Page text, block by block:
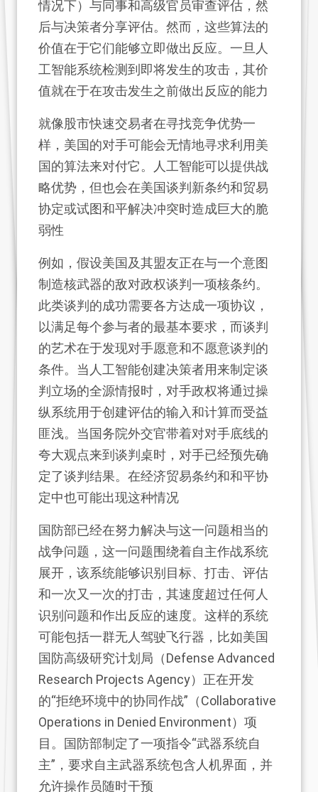
情况下）与同事和高级官员审查评估，然
后与决策者分享评估。然而，这些算法的
价值在于它们能够立即做出反应。一旦人
工智能系统检测到即将发生的攻击，其价
值就在于在攻击发生之前做出反应的能力
就像股市快速交易者在寻找竞争优势一
样，美国的对手可能会无情地寻求利用美
国的算法来对付它。人工智能可以提供战
略优势，但也会在美国谈判新条约和贸易
协定或试图和平解决冲突时造成巨大的脆
弱性
例如，假设美国及其盟友正在与一个意图
制造核武器的敌对政权谈判一项核条约。
此类谈判的成功需要各方达成一项协议，
以满足每个参与者的最基本要求，而谈判
的艺术在于发现对手愿意和不愿意谈判的
条件。当人工智能创建决策者用来制定谈
判立场的全源情报时，对手政权将通过操
纵系统用于创建评估的输入和计算而受益
匪浅。当国务院外交官带着对对手底线的
夸大观点来到谈判桌时，对手已经预先确
定了谈判结果。在经济贸易条约和和平协
定中也可能出现这种情况
国防部已经在努力解决与这一问题相当的
战争问题，这一问题围绕着自主作战系统
展开，该系统能够识别目标、打击、评估
和一次又一次的打击，其速度超过任何人
识别问题和作出反应的速度。这样的系统
可能包括一群无人驾驶飞行器，比如美国
国防高级研究计划局（Defense Advanced
Research Projects Agency）正在开发
的“拒绝环境中的协同作战”（Collaborative
Operations in Denied Environment）项
目。国防部制定了一项指令“武器系统自
主”，要求自主武器系统包含人机界面，并
允许操作员随时干预